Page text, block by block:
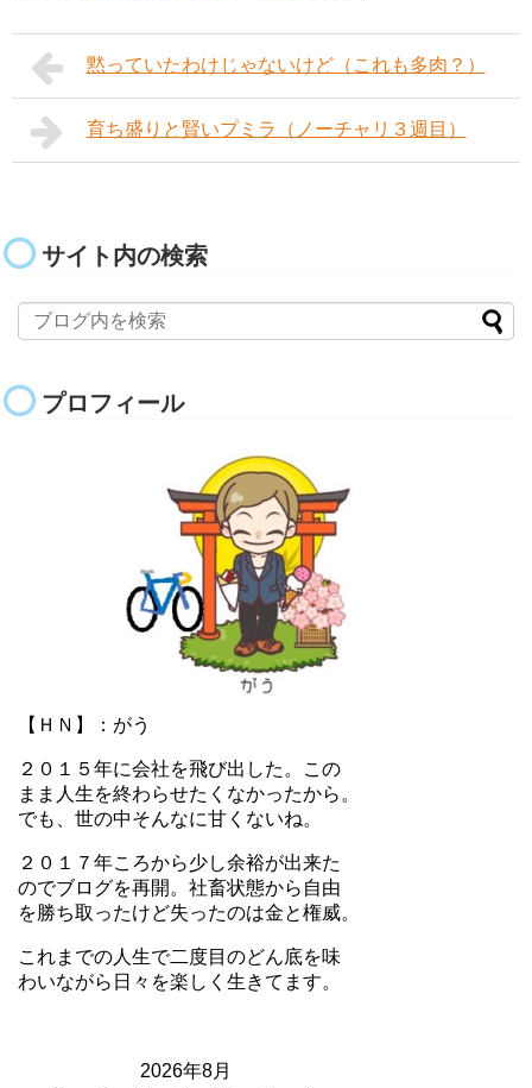
黙っていたわけじゃないけど（これも多肉？）
育ち盛りと賢いプミラ（ノーチャリ３週目）
サイト内の検索
プロフィール
【ＨＮ】：がう
２０１５年に会社を飛び出した。この
まま人生を終わらせたくなかったから。
でも、世の中そんなに甘くないね。
２０１７年ころから少し余裕が出来た
のでブログを再開。社畜状態から自由
を勝ち取ったけど失ったのは金と権威。
これまでの人生で二度目のどん底を味
わいながら日々を楽しく生きてます。
2026年8月